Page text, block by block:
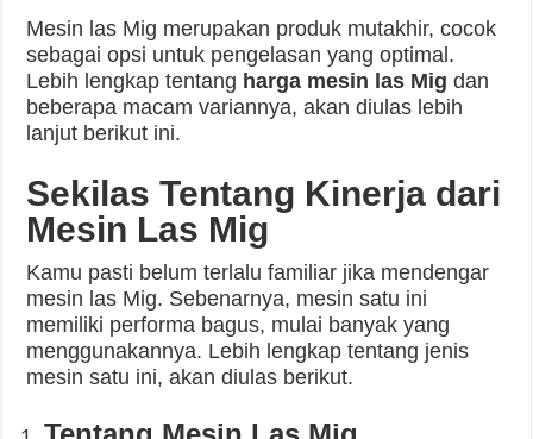
Mesin las Mig merupakan produk mutakhir, cocok
sebagai opsi untuk pengelasan yang optimal.
Lebih lengkap tentang harga mesin las Mig dan
beberapa macam variannya, akan diulas lebih
lanjut berikut ini.
Sekilas Tentang Kinerja dari
Mesin Las Mig
Kamu pasti belum terlalu familiar jika mendengar
mesin las Mig. Sebenarnya, mesin satu ini
memiliki performa bagus, mulai banyak yang
menggunakannya. Lebih lengkap tentang jenis
mesin satu ini, akan diulas berikut.